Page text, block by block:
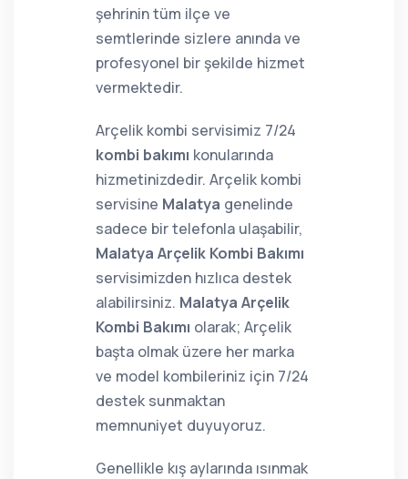
şehrinin tüm ilçe ve
semtlerinde sizlere anında ve
profesyonel bir şekilde hizmet
vermektedir.
Arçelik kombi servisimiz 7/24
kombi bakımı konularında
hizmetinizdedir. Arçelik kombi
servisine Malatya genelinde
sadece bir telefonla ulaşabilir,
Malatya Arçelik Kombi Bakımı
servisimizden hızlıca destek
alabilirsiniz. Malatya Arçelik
Kombi Bakımı olarak; Arçelik
başta olmak üzere her marka
ve model kombileriniz için 7/24
destek sunmaktan
memnuniyet duyuyoruz.
Genellikle kış aylarında ısınmak